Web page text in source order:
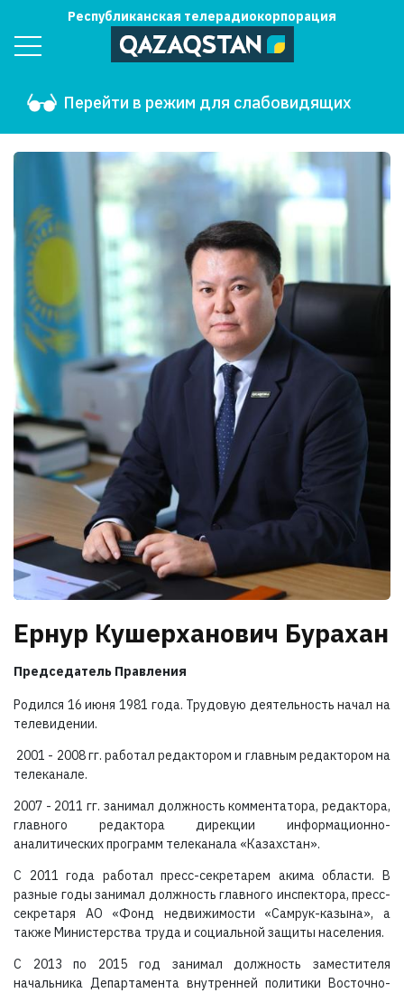
Республиканская телерадиокорпорация
Перейти в режим для слабовидящих
Ернур Кушерханович Бурахан
Председатель Правления
Родился 16 июня 1981 года. Трудовую деятельность начал на
телевидении.
2001 - 2008 гг. работал редактором и главным редактором на
телеканале.
2007 - 2011 гг. занимал должность комментатора, редактора,
главного редактора дирекции информационно-
аналитических программ телеканала «Казахстан».
С 2011 года работал пресс-секретарем акима области. В
разные годы занимал должность главного инспектора, пресс-
секретаря АО «Фонд недвижимости «Самрук-казына», а
также Министерства труда и социальной защиты населения.
С 2013 по 2015 год занимал должность заместителя
начальника Департамента внутренней политики Восточно-